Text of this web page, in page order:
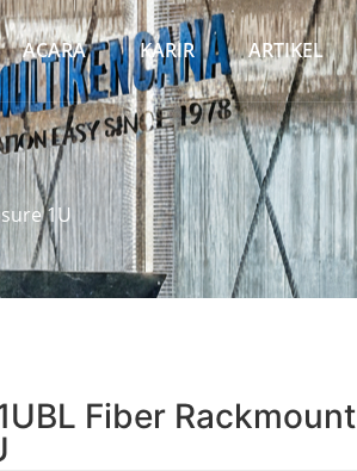
ACARA KARIR ARTIKEL
1U
Fiber Rackmount